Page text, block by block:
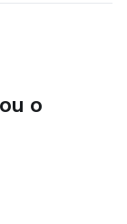
cruciais na
A análise de
o